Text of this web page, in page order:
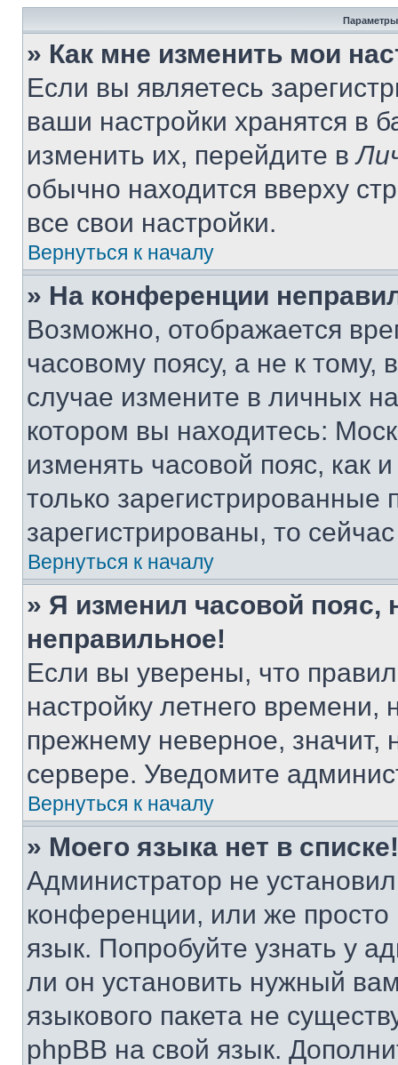
Параметры
» Как мне изменить мои
Если вы являетесь
ваши настройки хранятся в
изменить их, перейдите в
обычно находится вверху
все свои настройки.
Вернуться к началу
» На конференции
Возможно, отображается
часовому поясу, а не к тому,
случае измените в личных
котором вы находитесь:
изменять часовой пояс, как
только
зарегистрированы, то
Вернуться к началу
» Я изменил часовой пояс,
неправильное!
Если вы уверены, что
настройку летнего
прежнему неверное, значит,
сервере. Уведомите
Вернуться к началу
» Моего языка нет в списке!
Администратор не
конференции, или же
язык. Попробуйте узнать у
ли он установить нужный
языкового пакета не
phpBB на свой язык.